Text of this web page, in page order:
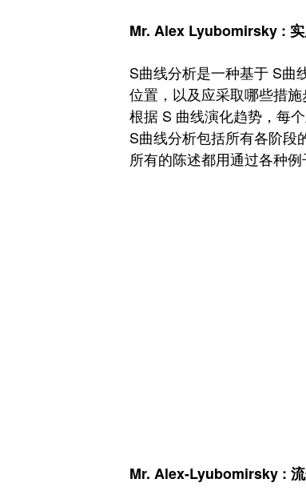
Mr. Alex Lyubomirsky :
S曲线分析是一种基于 S曲
位置，以及应采取哪些措施
根据 S 曲线演化趋势，每
S曲线分析包括所有各阶段
所有的陈述都用通过各种
Mr. Alex-Lyubomirsky :